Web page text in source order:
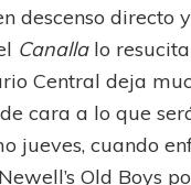
descenso directo
Canalla lo
Central deja
cara a lo que
jueves, cuando
Old Boys